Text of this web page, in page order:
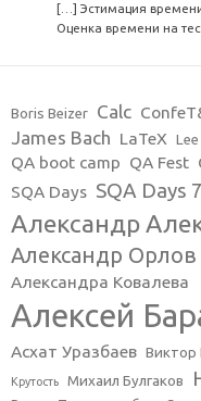
[…] Эстимация
Оценка времени на
Boris Beizer Calc
James Bach LaTeX
QA boot camp QA Fest
SQA Days SQA Days 7
Александр
Александр Орлов
Александра Ковалева
Алексей
Асхат Уразбаев Виктор
Крутость Михаил Булгаков